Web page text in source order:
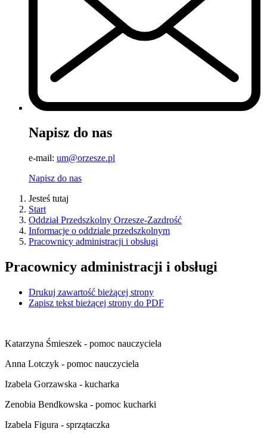
Napisz do nas
e-mail: um@orzesze.pl
Napisz do nas
Jesteś tutaj
Start
Oddział Przedszkolny Orzesze-Zazdrość
Informacje o oddziale przedszkolnym
Pracownicy administracji i obsługi
Pracownicy administracji i obsługi
Drukuj zawartość bieżącej strony
Zapisz tekst bieżącej strony do PDF
Katarzyna Śmieszek - pomoc nauczyciela
Anna Lotczyk - pomoc nauczyciela
Izabela Gorzawska - kucharka
Zenobia Bendkowska - pomoc kucharki
Izabela Figura - sprzątaczka